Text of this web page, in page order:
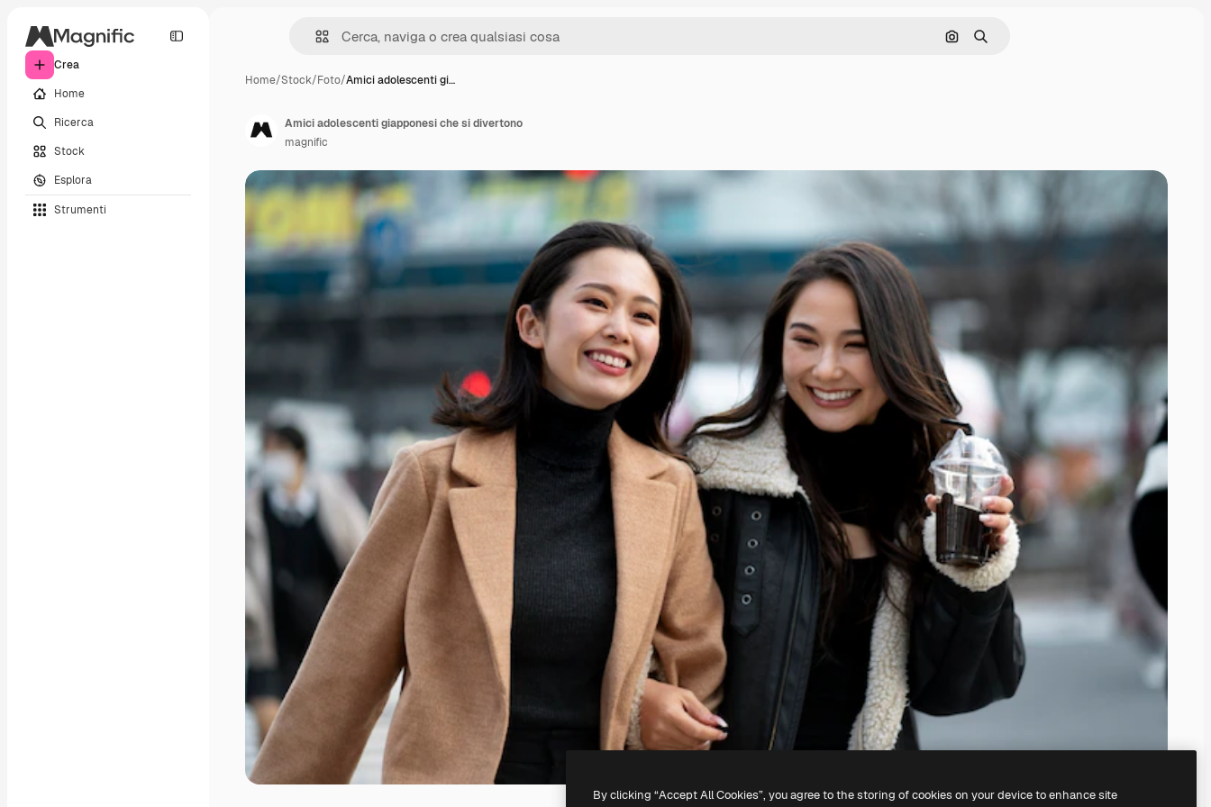
Crea
Home
Ricerca
Stock
Esplora
Strumenti
Cerca per immagine
Ricerca
Home/Stock/Foto/Amici adolescenti gi…
Amici adolescenti giapponesi che si divertono
magnific
By clicking “Accept All Cookies”, you agree to the storing of cookies on your device to enhance site